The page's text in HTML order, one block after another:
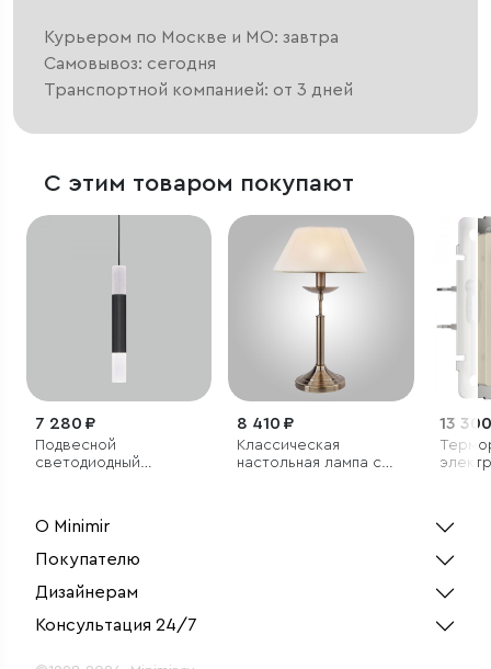
Курьером по Москве и МО: завтра
Самовывоз: сегодня
Транспортной компанией: от 3 дней
С этим товаром покупают
7 280 ₽
Подвесной
светодиодный
8 410 ₽
Классическая
настольная лампа с
13
О Minimir
Покупателю
Дизайнерам
Консультация 24/7